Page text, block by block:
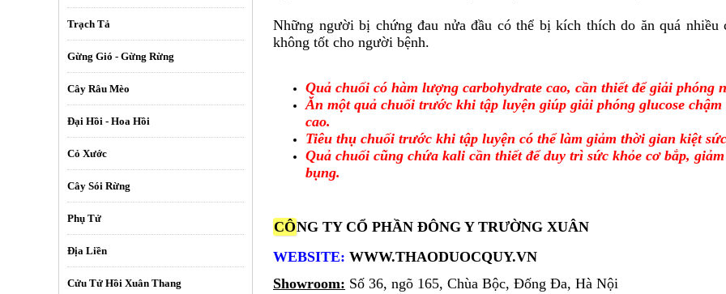
Trạch Tả
Gừng Gió - Gừng Rừng
Cây Râu Mèo
Đại Hồi - Hoa Hồi
Cỏ Xước
Cây Sói Rừng
Phụ Tử
Địa Liền
Cửu Tử Hồi Xuân Thang
Những người bị chứng đau nửa đầu có thể bị kích thích do ăn quá
không tốt cho người bệnh.
Quả chuối có hàm lượng carbohydrate cao, cần thiết để giải
Ăn một quả chuối trước khi tập luyện giúp giải phóng glucose
cao.
Tiêu thụ chuối trước khi tập luyện có thể làm giảm thời gian kiệt
Quả chuối cũng chứa kali cần thiết để duy trì sức khỏe cơ bắp,
bụng.
CÔNG TY CỔ PHẦN ĐÔNG Y TRƯỜNG XUÂN
WEBSITE: WWW.THAODUOCQUY.VN
Showroom: Số 36, ngõ 165, Chùa Bộc, Đống Đa, Hà Nội